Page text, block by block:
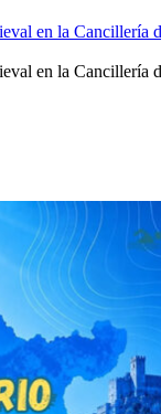
en la Cancillería
en la Cancillería